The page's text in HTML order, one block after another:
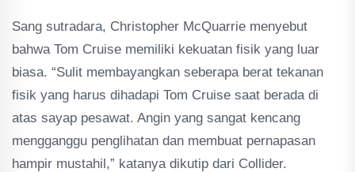
Sang sutradara, Christopher McQuarrie menyebut
bahwa Tom Cruise memiliki kekuatan fisik yang luar
biasa. “Sulit membayangkan seberapa berat tekanan
fisik yang harus dihadapi Tom Cruise saat berada di
atas sayap pesawat. Angin yang sangat kencang
mengganggu penglihatan dan membuat pernapasan
hampir mustahil,” katanya dikutip dari Collider.